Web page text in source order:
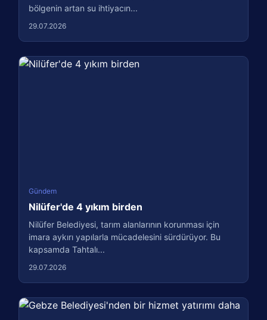
bölgenin artan su ihtiyacın...
29.07.2026
Gündem
Nilüfer'de 4 yıkım birden
Nilüfer Belediyesi, tarım alanlarının korunması için
imara aykırı yapılarla mücadelesini sürdürüyor. Bu
kapsamda Tahtalı...
29.07.2026